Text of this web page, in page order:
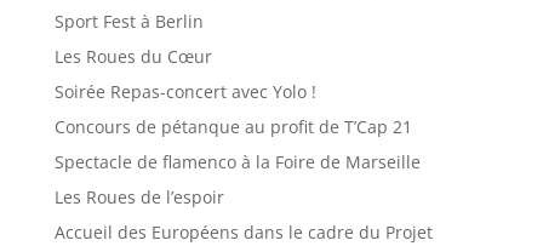
Sport Fest à Berlin
Les Roues du Cœur
Soirée Repas-concert avec Yolo !
Concours de pétanque au profit de T’Cap 21
Spectacle de flamenco à la Foire de Marseille
Les Roues de l’espoir
Accueil des Européens dans le cadre du Projet